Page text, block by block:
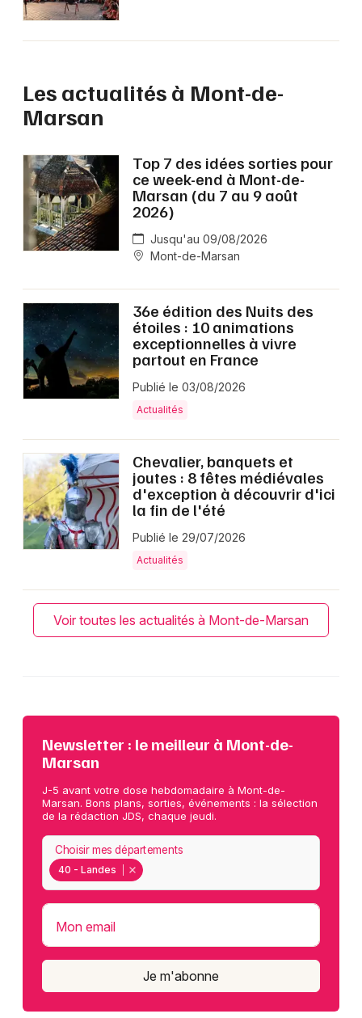
Les actualités à Mont-de-
Marsan
Top 7 des idées sorties pour
ce week-end à Mont-de-
Marsan (du 7 au 9 août
2026)
Jusqu'au 09/08/2026
Mont-de-Marsan
36e édition des Nuits des
étoiles : 10 animations
exceptionnelles à vivre
partout en France
Publié le 03/08/2026
Actualités
Chevalier, banquets et
joutes : 8 fêtes médiévales
d'exception à découvrir d'ici
la fin de l'été
Publié le 29/07/2026
Actualités
Voir toutes les actualités à Mont-de-Marsan
Newsletter : le meilleur à Mont-de-
Marsan
J-5 avant votre dose hebdomadaire à Mont-de-
Marsan. Bons plans, sorties, événements : la sélection
de la rédaction JDS, chaque jeudi.
40 - Landes
Choisir mes départements
Mon email
Je m'abonne